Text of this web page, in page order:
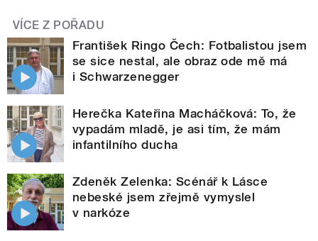
VÍCE Z POŘADU
František Ringo Čech: Fotbalistou jsem
se sice nestal, ale obraz ode mě má
i Schwarzenegger
Herečka Kateřina Macháčková: To, že
vypadám mladě, je asi tím, že mám
infantilního ducha
Zdeněk Zelenka: Scénář k Lásce
nebeské jsem zřejmě vymyslel
v narkóze